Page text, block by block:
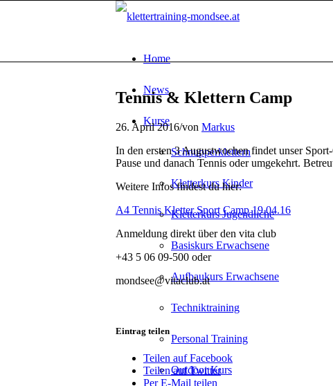
Home
News
Kurse
Schnupperklettern
Kletterkurs Kinder
Kletterkurs Jugendliche
Basiskurs Erwachsene
Aufbaukurs Erwachsene
Techniktraining
Personal Training
Outdoor Kurs
Tennis & Klettern Camp
26. April 2016/von Markus
In den ersten 3 Augustwochen findet unser
Pause und danach Tennis oder umgekehrt.
Weitere Infos findest du hier:
A4 Tennis Kletter Sport Camp 19.04.16
Anmeldung direkt über den vita club
+43 5 06 09-500 oder
mondsee@vitaclub.at
Eintrag teilen
Teilen auf Facebook
Teilen auf Twitter
Per E-Mail teilen